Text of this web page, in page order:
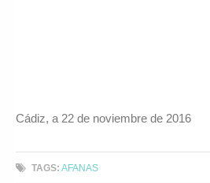
Cádiz, a 22 de noviembre de 2016
TAGS: AFANAS